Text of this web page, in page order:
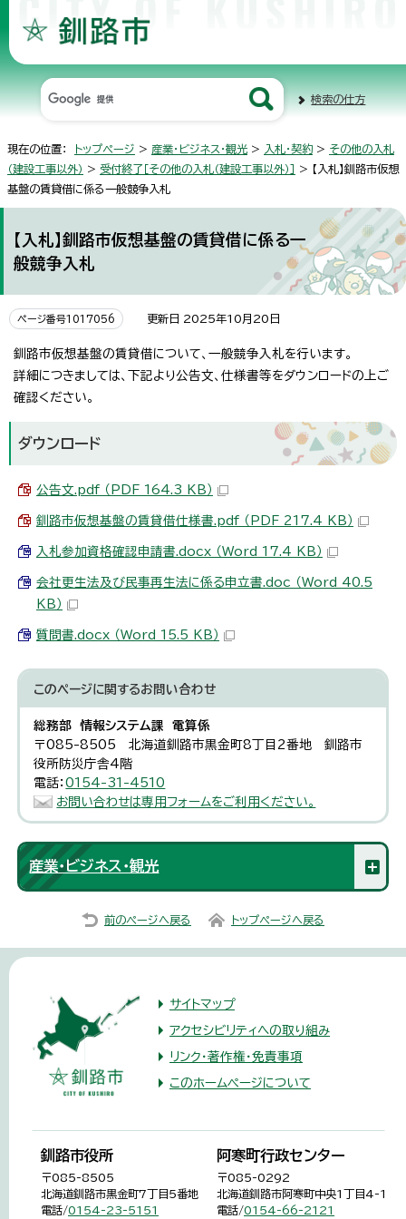
検索の仕方
現在の位置： トップページ > 産業・ビジネス・観光 > 入札・契約 > その他の入札
（建設工事以外） > 受付終了［その他の入札（建設工事以外）］
> 【入札】釧路市仮想
基盤の賃貸借に係る一般競争入札
【入札】釧路市仮想基盤の賃貸借に係る一
般競争入札
ページ番号1017056 更新日 2025年10月20日
釧路市仮想基盤の賃貸借について、一般競争入札を行います。
詳細につきましては、下記より公告文、仕様書等をダウンロードの上ご
確認ください。
ダウンロード
公告文.pdf （PDF 164.3 KB）
釧路市仮想基盤の賃貸借仕様書.pdf （PDF 217.4 KB）
入札参加資格確認申請書.docx （Word 17.4 KB）
会社更生法及び民事再生法に係る申立書.doc （Word 40.5
KB）
質問書.docx （Word 15.5 KB）
このページに関するお問い合わせ
総務部 情報システム課 電算係
〒085-8505 北海道釧路市黒金町8丁目2番地 釧路市
役所防災庁舎4階
電話：0154-31-4510
お問い合わせは専用フォームをご利用ください。
産業・ビジネス・観光
前のページへ戻る トップページへ戻る
サイトマップ
アクセシビリティへの取り組み
リンク・著作権・免責事項
このホームページについて
釧路市役所
〒085-8505
北海道釧路市黒金町7丁目5番地
電話/0154-23-5151
阿寒町行政センター
〒085-0292
北海道釧路市阿寒町中央1丁目4-1
電話/0154-66-2121